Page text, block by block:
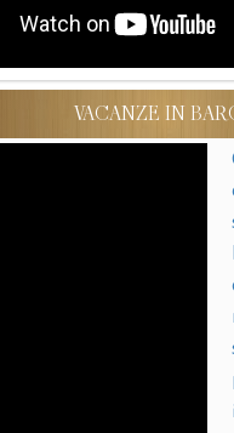
VACANZE IN